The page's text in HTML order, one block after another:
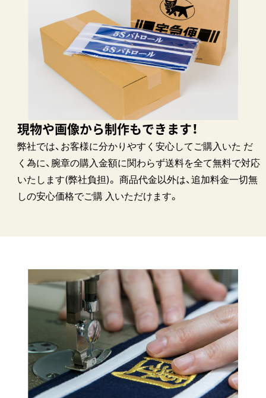
現物や画像から制作もできます！
弊社では、お客様に分かりやすく安心してご購入いた だ
く為に、腕章の購入金額に関わらず送料を全て無料で対応
いたします(弊社負担)。 商品代金以外は、追加料金一切無
しの安心価格でご購 入いただけます。